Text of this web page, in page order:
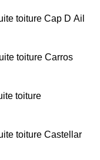
toiture Cap D Ail
toiture Carros
toiture
toiture Castellar